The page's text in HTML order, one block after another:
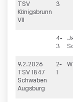
TSV
Königsbrunn
VII
3
4-
3
9.2.2026
TSV 1847
Schwaben
Augsburg
2-
1